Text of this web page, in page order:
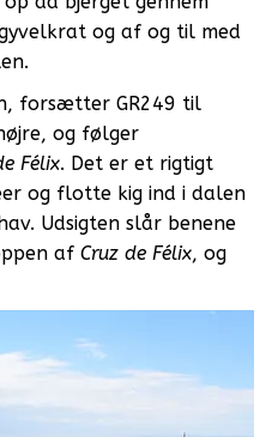
og af og til med
forsætter GR249 til
og følger
Félix. Det er et rigtigt
og flotte kig ind i dalen
Udsigten slår benene
af Cruz de Félix, og